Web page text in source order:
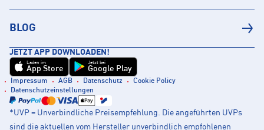
BLOG
JETZT APP DOWNLOADEN!
Laden im
App Store
Jetzt bei
Google Play
Impressum AGB Datenschutz
Cookie Policy
Datenschutzeinstellungen
*UVP = Unverbindliche Preisempfehlung. Die angeführten UVPs
sind die aktuellen vom Hersteller unverbindlich empfohlenen